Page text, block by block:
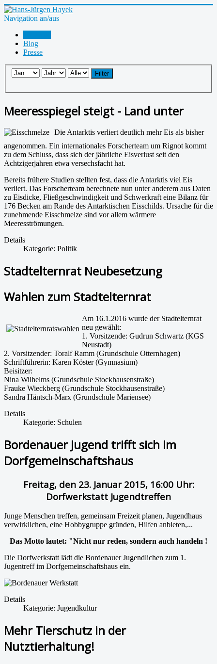
Navigation an/aus
Blog
Presse
Filter
Meeresspiegel steigt - Land unter
Die Antarktis verliert deutlich mehr Eis als bisher
angenommen. Ein internationales Forscherteam um Rignot kommt
zu dem Schluss, dass sich der jährliche Eisverlust seit den
Achtzigerjahren etwa versechsfacht hat.
Bereits frühere Studien stellten fest, dass die Antarktis viel Eis
verliert. Das Forscherteam berechnete nun unter anderem aus Daten
zu Eisdicke, Fließgeschwindigkeit und Schwerkraft eine Bilanz für
176 Becken am Rande des Antarktischen Eisschilds. Ursache für die
zunehmende Eisschmelze sind vor allem wärmere
Meeresströmungen.
Details
Kategorie: Politik
Stadtelternrat Neubesetzung
Wahlen zum Stadtelternrat
Am 16.1.2016 wurde der Stadtelternrat
neu gewählt:
1. Vorsitzende: Gudrun Schwartz (KGS
Neustadt)
2. Vorsitzender: Toralf Ramm (Grundschule Otternhagen)
Schriftführerin: Karen Köster (Gymnasium)
Beisitzer:
Nina Wilhelms (Grundschule Stockhausenstraße)
Frauke Wieckberg (Grundschule Stockhausenstraße)
Sandra Häntsch-Marx (Grundschule Mariensee)
Details
Kategorie: Schulen
Bordenauer Jugend trifft sich im
Dorfgemeinschaftshaus
Freitag, den 23. Januar 2015, 16:00 Uhr:
Dorfwerkstatt Jugendtreffen
Junge Menschen treffen, gemeinsam Freizeit planen, Jugendhaus
verwirklichen, eine Hobbygruppe gründen, Hilfen anbieten,...
Das Motto lautet: "Nicht nur reden, sondern auch handeln !
Die Dorfwerkstatt lädt die Bordenauer Jugendlichen zum 1.
Jugentreff im Dorfgemeinschaftshaus ein.
Details
Kategorie: Jugendkultur
Mehr Tierschutz in der
Nutztierhaltung!